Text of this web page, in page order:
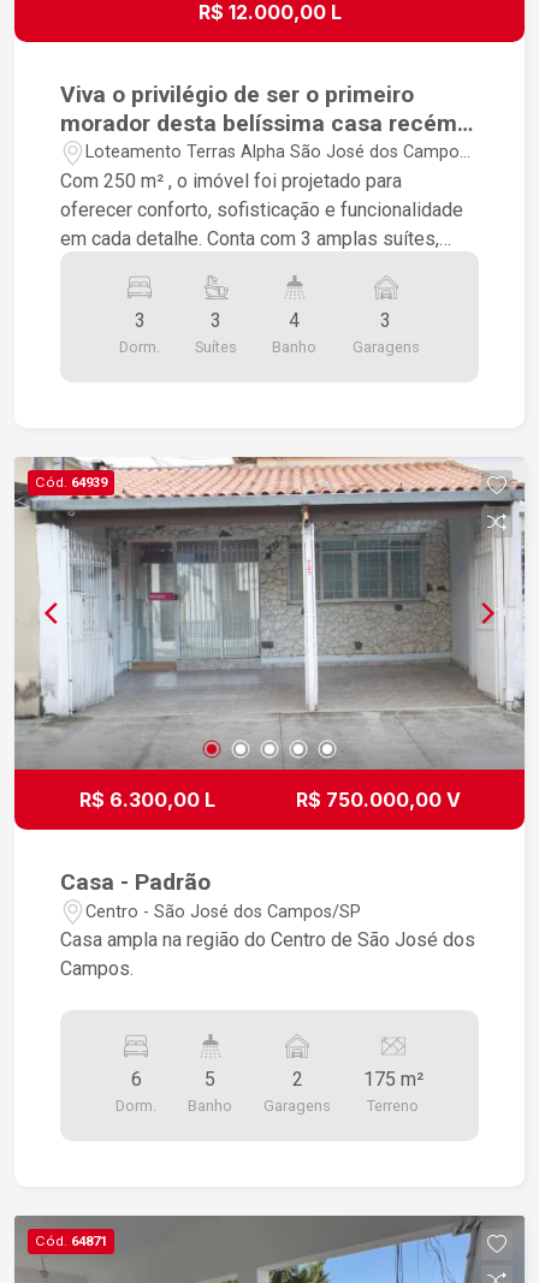
R$ 12.000,00 L
Viva o privilégio de ser o primeiro
morador desta belíssima casa recém-
construída no Condomínio Terras
Alpha, no Urbanova, um dos endereços
mais valorizados de São José dos
Campos.
Loteamento Terras Alpha São José dos Campos
- São José dos Campos/SP
Com 250 m² , o imóvel foi projetado para
oferecer conforto, sofisticação e funcionalidade
em cada detalhe. Conta com 3 amplas suítes,
toda a família. A varanda é um convite para
desfrutar de momentos de descanso e
convivência, com um ambiente agradável para
imóvel impecável, em um condomínio fechado
que oferece segurança, tranquilidade e excelente
qualidade de vida.
3
Dorm.
3
Suítes
4
Banho
3
Garagens
Cód. 64939
R$ 6.300,00 L R$ 750.000,00 V
Casa - Padrão
Centro - São José dos Campos/SP
Casa ampla na região do Centro de São José dos
Campos.
6
Dorm.
5
Banho
2
Garagens
175 m²
Terreno
Cód. 64871